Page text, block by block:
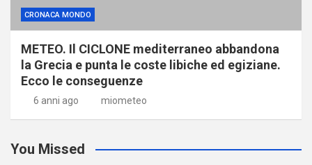
CRONACA MONDO
METEO. Il CICLONE mediterraneo abbandona
la Grecia e punta le coste libiche ed egiziane.
Ecco le conseguenze
6 anni ago miometeo
You Missed